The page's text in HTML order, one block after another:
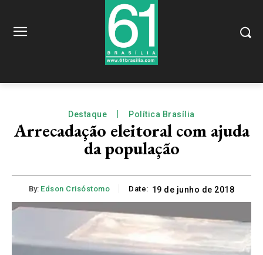
Destaque Política Brasília
Arrecadação eleitoral com ajuda
da população
By: Edson Crisóstomo Date: 19 de junho de 2018